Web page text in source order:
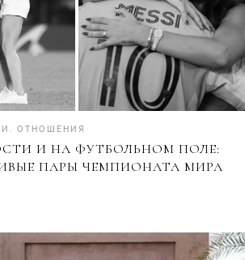
ОТНОШЕНИЯ
И НА ФУТБОЛЬНОМ ПОЛЕ:
ПАРЫ ЧЕМПИОНАТА МИРА